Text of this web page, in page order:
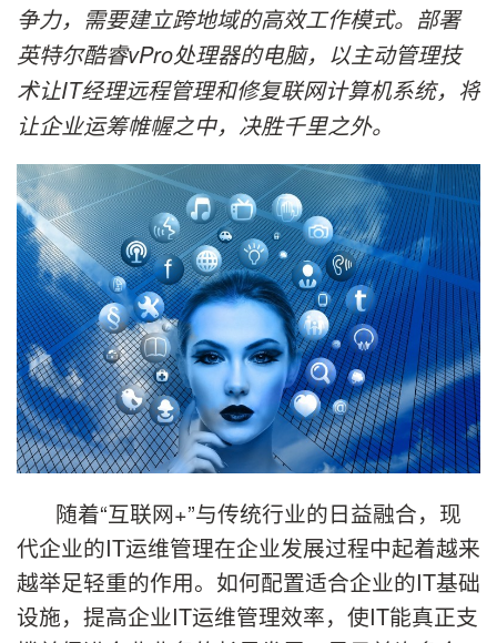
争力，需要建立跨地域的高效工作模式。部署
英特尔酷睿vPro处理器的电脑，以主动管理技
术让IT经理远程管理和修复联网计算机系统，将
让企业运筹帷幄之中，决胜千里之外。
随着“互联网+”与传统行业的日益融合，现
代企业的IT运维管理在企业发展过程中起着越来
越举足轻重的作用。如何配置适合企业的IT基础
设施，提高企业IT运维管理效率，使IT能真正支